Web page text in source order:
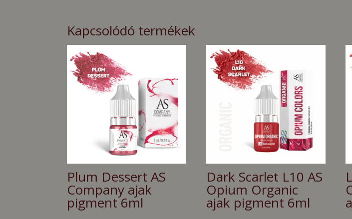
Kapcsolódó termékek
Plum Dessert AS
Company ajak
pigment 6ml
Dark Scarlet L10 AS
Opium Organic
ajak pigment 6ml